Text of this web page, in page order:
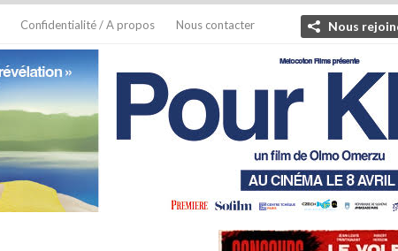
Confidentialité / A propos Nous contacter Nous